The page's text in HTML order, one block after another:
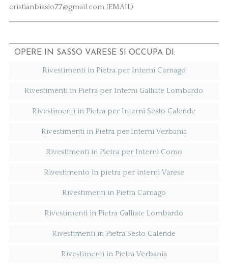
cristianbiasio77@gmail.com (EMAIL)
OPERE IN SASSO VARESE SI OCCUPA DI:
Rivestimenti in Pietra per Interni Carnago
Rivestimenti in Pietra per Interni Galliate Lombardo
Rivestimenti in Pietra per Interni Sesto Calende
Rivestimenti in Pietra per Interni Verbania
Rivestimenti in Pietra per Interni Como
Rivestimento in pietra per interni Varese
Rivestimenti in Pietra Carnago
Rivestimenti in Pietra Galliate Lombardo
Rivestimenti in Pietra Sesto Calende
Rivestimenti in Pietra Verbania